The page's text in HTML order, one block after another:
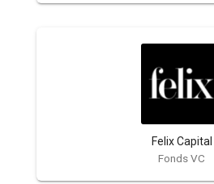
Felix Capital
Fonds VC